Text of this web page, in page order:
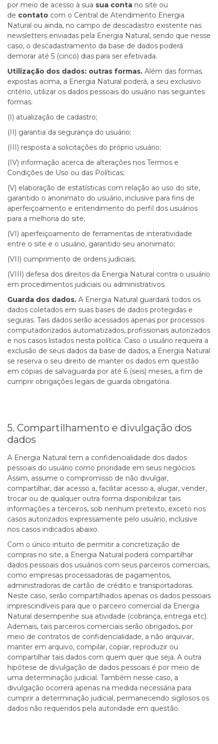
por meio de acesso à sua sua conta no site ou
de contato com o Central de Atendimento Energia
Natural ou ainda, no campo de descadastro existente nas
newsletters enviadas pela Energia Natural, sendo que nesse
caso, o descadastramento da base de dados poderá
demorar até 5 (cinco) dias para ser efetivada.
Utilização dos dados: outras formas. Além das formas
expostas acima, a Energia Natural poderá, a seu exclusivo
critério, utilizar os dados pessoais do usuário nas seguintes
formas:
(I) atualização de cadastro;
(II) garantia da segurança do usuário;
(III) resposta a solicitações do próprio usuário;
(IV) informação acerca de alterações nos Termos e
Condições de Uso ou das Políticas;
(V) elaboração de estatísticas com relação ao uso do site,
garantido o anonimato do usuário, inclusive para fins de
aperfeiçoamento e entendimento do perfil dos usuários
para a melhoria do site;
(VI) aperfeiçoamento de ferramentas de interatividade
entre o site e o usuário, garantido seu anonimato;
(VII) cumprimento de ordens judiciais;
(VIII) defesa dos direitos da Energia Natural contra o usuário
em procedimentos judiciais ou administrativos.
Guarda dos dados. A Energia Natural guardará todos os
dados coletados em suas bases de dados protegidas e
seguras. Tais dados serão acessados apenas por processos
computadorizados automatizados, profissionais autorizados
e nos casos listados nesta política. Caso o usuário requeira a
exclusão de seus dados da base de dados, a Energia Natural
se reserva o seu direito de manter os dados em questão
em cópias de salvaguarda por até 6 (seis) meses, a fim de
cumprir obrigações legais de guarda obrigatória.
5. Compartilhamento e divulgação dos
dados
A Energia Natural tem a confidencialidade dos dados
pessoais do usuário como prioridade em seus negócios.
Assim, assume o compromisso de não divulgar,
compartilhar, dar acesso a, facilitar acesso a, alugar, vender,
trocar ou de qualquer outra forma disponibilizar tais
informações a terceiros, sob nenhum pretexto, exceto nos
casos autorizados expressamente pelo usuário, inclusive
nos casos indicados abaixo.
Com o único intuito de permitir a concretização de
compras no site, a Energia Natural poderá compartilhar
dados pessoais dos usuários com seus parceiros comerciais,
como empresas processadoras de pagamentos,
administradoras de cartão de crédito e transportadoras.
Neste caso, serão compartilhados apenas os dados pessoais
imprescindíveis para que o parceiro comercial da Energia
Natural desempenhe sua atividade (cobrança, entrega etc).
Ademais, tais parceiros comerciais serão obrigados, por
meio de contratos de confidencialidade, a não arquivar,
manter em arquivo, compilar, copiar, reproduzir ou
compartilhar tais dados com quem quer que seja. A outra
hipótese de divulgação de dados pessoais é por meio de
uma determinação judicial. Também nesse caso, a
divulgação ocorrerá apenas na medida necessária para
cumprir a determinação judicial, permanecendo sigilosos os
dados não requeridos pela autoridade em questão.